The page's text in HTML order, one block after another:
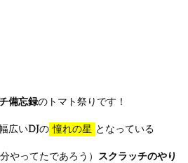
備忘録のトマト祭りです！
広いDJの 憧れの星 となっている
やってたであろう） スクラッチのやり